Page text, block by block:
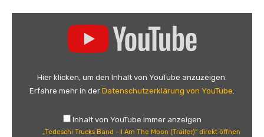
“
Hier klicken, um den Inhalt von YouTube anzuzeigen.
Erfahre mehr in der Datenschutzerklärung von YouTube
Inhalt von YouTube immer anzeigen
„Tedeschi Trucks Band – I Am The Moon (Trailer)“ direkt öffnen